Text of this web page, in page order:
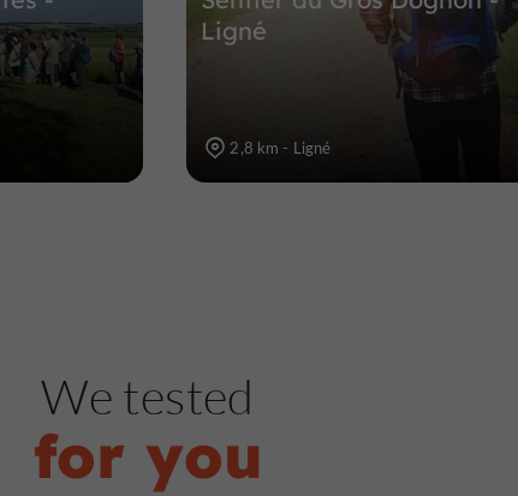
Ligné
2,8 km - Ligné
We tested
for you